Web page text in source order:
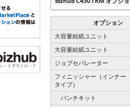
オプション
大容量給紙ユニット
大容量給紙ユニット
ジョブセパレーター
フィニッシャー（インナー
タイプ）
パンチキット